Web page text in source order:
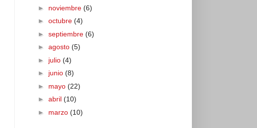
► noviembre (6)
► octubre (4)
► septiembre (6)
► agosto (5)
► julio (4)
► junio (8)
► mayo (22)
► abril (10)
► marzo (10)